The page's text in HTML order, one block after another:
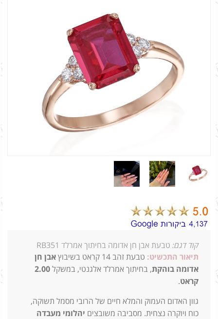
קוד דגם: טבעת אבן חן אדומה בחיתוך אמרלד RB351
תיאור התכשיט: טבעת זהב 14 קראט בשיבוץ
אבן חן
אדומה בוהקת, בחיתוך אמרלד אלגנטי, במשקל 2.00
קראט.
גוון האדום העמוק והמלא חיים של הרובי מסמל תשוקה,
כוח ויוקרה נצחית. מסביבה משובצים יהלומי מעבדה